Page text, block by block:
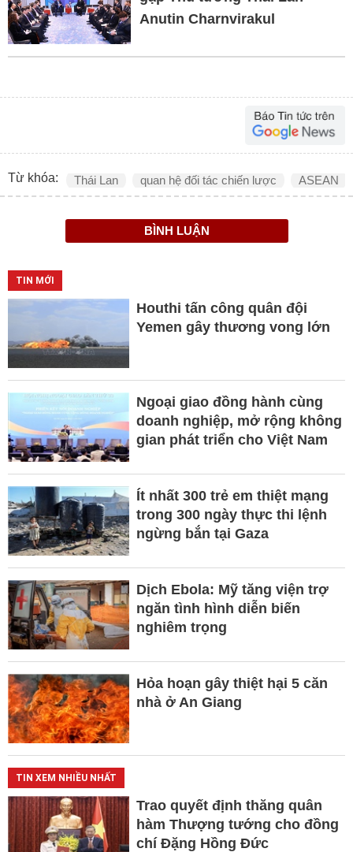
Anutin Charnvirakul
Từ khóa: Thái Lan quan hệ đối tác chiến lược ASEAN
BÌNH LUẬN
TIN MỚI
Houthi tấn công quân đội
Yemen gây thương vong lớn
Ngoại giao đồng hành cùng
doanh nghiệp, mở rộng không
gian phát triển cho Việt Nam
Ít nhất 300 trẻ em thiệt mạng
trong 300 ngày thực thi lệnh
ngừng bắn tại Gaza
Dịch Ebola: Mỹ tăng viện trợ
ngăn tình hình diễn biến
nghiêm trọng
Hỏa hoạn gây thiệt hại 5 căn
nhà ở An Giang
TIN XEM NHIỀU NHẤT
Trao quyết định thăng quân
hàm Thượng tướng cho đồng
chí Đặng Hồng Đức